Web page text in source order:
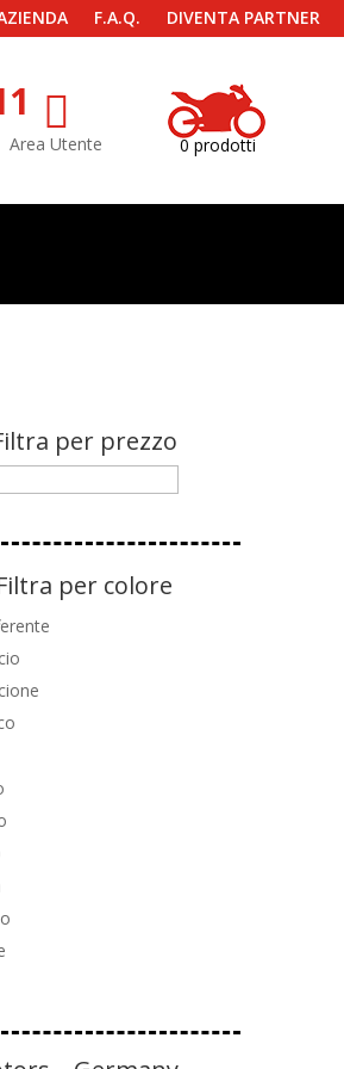
F.A.Q. DIVENTA PARTNER

Area Utente 0 prodotti
per prezzo
per colore